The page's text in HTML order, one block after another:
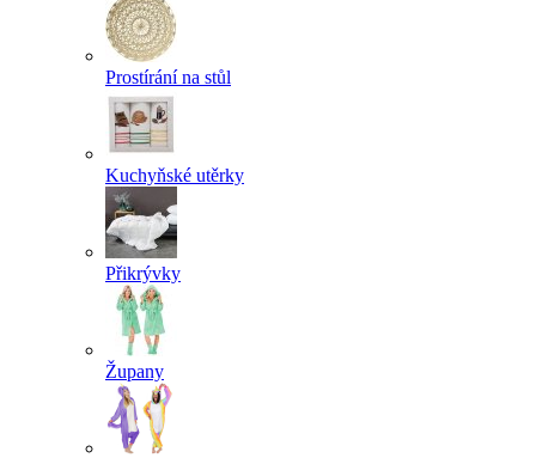
Prostírání na stůl
Kuchyňské utěrky
Přikrývky
Župany